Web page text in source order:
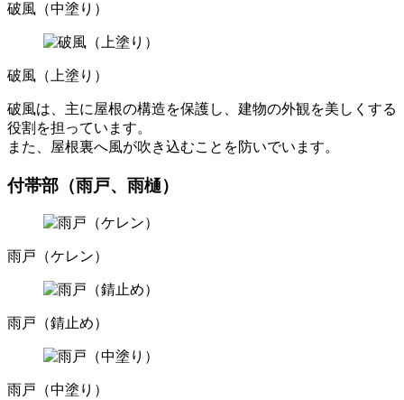
破風（中塗り）
破風（上塗り）
破風は、主に屋根の構造を保護し、建物の外観を美しくする
役割を担っています。
また、屋根裏へ風が吹き込むことを防いでいます。
付帯部（雨戸、雨樋）
雨戸（ケレン）
雨戸（錆止め）
雨戸（中塗り）